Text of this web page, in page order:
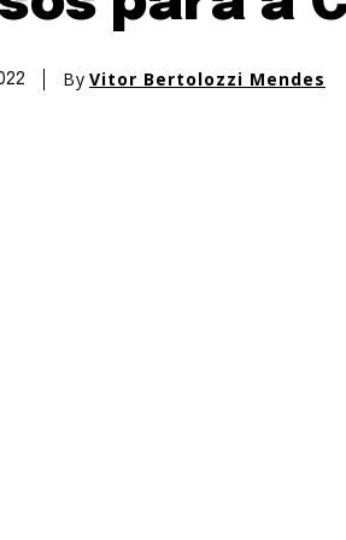
By Vitor Bertolozzi Mendes